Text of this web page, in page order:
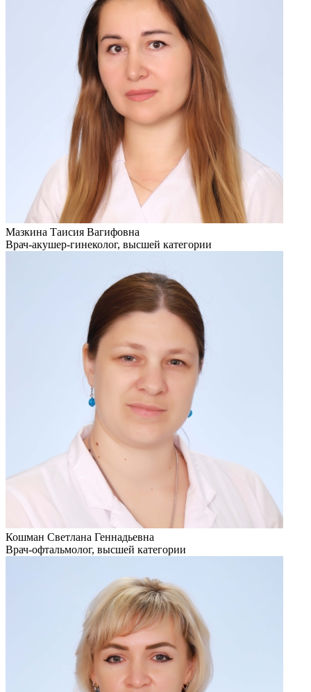
Мазкина Таисия Вагифовна
Врач-акушер-гинеколог, высшей категории
Кошман Светлана Геннадьевна
Врач-офтальмолог, высшей категории